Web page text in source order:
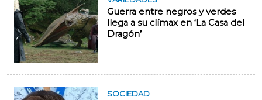
Guerra entre negros y verdes
llega a su clímax en ‘La Casa del
Dragón’
SOCIEDAD